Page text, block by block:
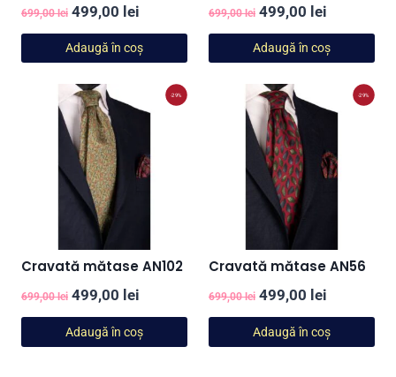
699,00lei Prețul
inițial
a
fost:
699,00 lei.
499,00 lei
curent
este:
499,00 lei.
Adaugă în coș
699,00lei Prețul
inițial
a
fost:
699,00 lei.
499,00 lei
curent
este:
499,00
Adaugă în coș
-29%
Cravată mătase AN102
699,00lei Prețul
inițial
a
499,00 lei
curent
este:
Adaugă în coș
-29%
Cravată mătase AN56
699,00lei Prețul
inițial
a
499,00 lei
curent
este:
Adaugă în coș